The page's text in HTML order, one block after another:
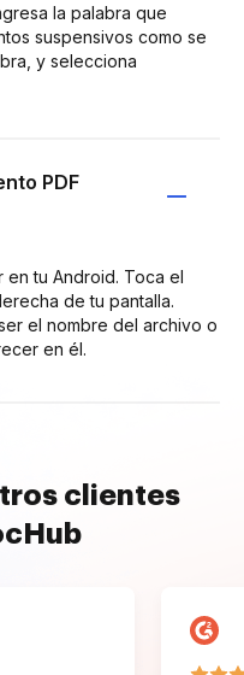
la palabra que
suspensivos como se
y selecciona
PDF
tu Android. Toca el
de tu pantalla.
el nombre del archivo o
en él.
clientes